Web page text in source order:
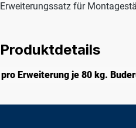
Erweiterungssatz für
Produktdetails
pro Erweiterung je 80 kg.